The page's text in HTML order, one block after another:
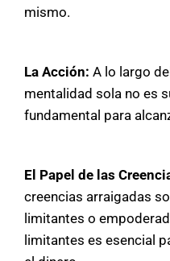
mismo.
La Acción: A lo largo
mentalidad sola no es
fundamental para
El Papel de las
creencias arraigadas
limitantes o
limitantes es esencial